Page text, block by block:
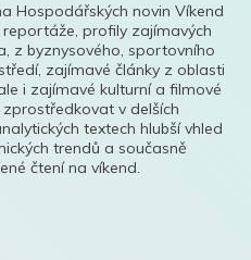
Hospodářských novin Víkend
profily zajímavých
z byznysového, sportovního
zajímavé články z oblasti
i zajímavé kulturní a filmové
v delších
textech hlubší vhled
trendů a současně
čtení na víkend.